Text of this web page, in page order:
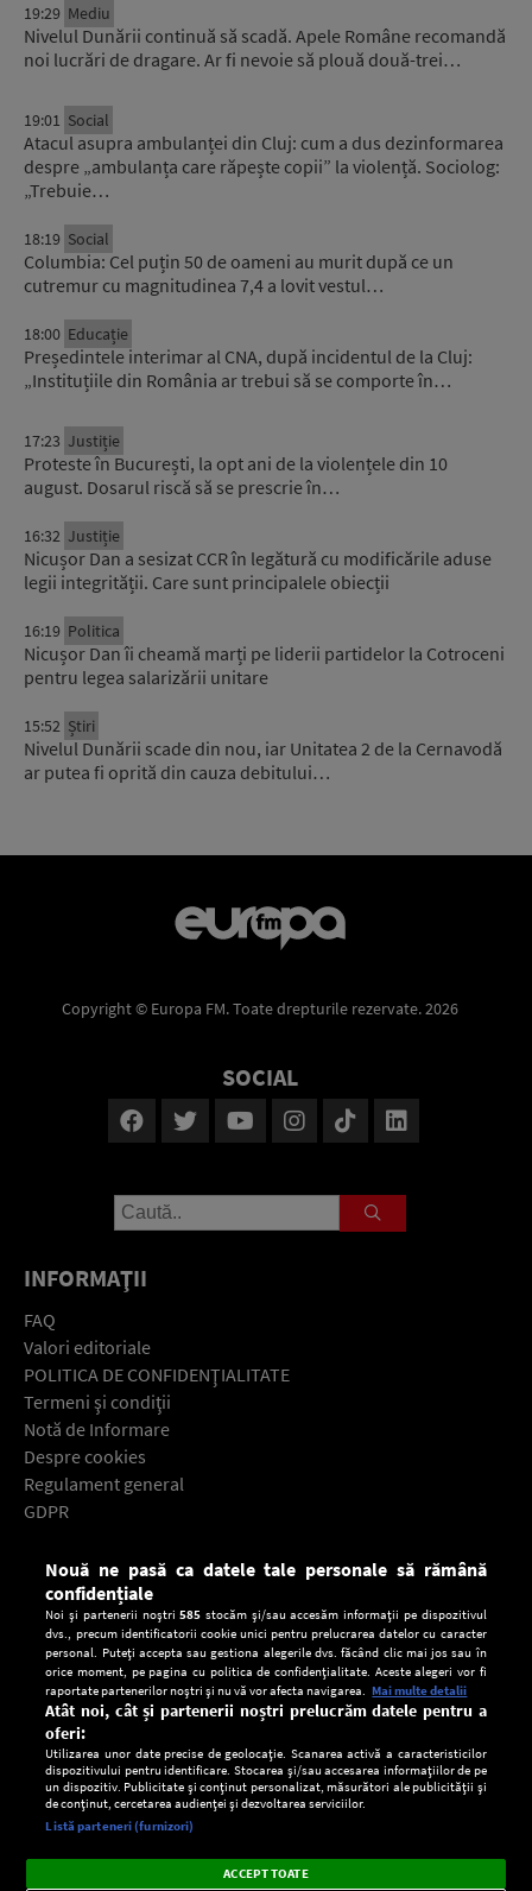
19:29 Mediu
Nivelul Dunării continuă să scadă. Apele Române recomandă
noi lucrări de dragare. Ar fi nevoie să plouă două-trei…
19:01 Social
Atacul asupra ambulanței din Cluj: cum a dus dezinformarea
despre „ambulanța care răpește copii” la violență. Sociolog:
„Trebuie…
18:19 Social
Columbia: Cel puțin 50 de oameni au murit după ce un
cutremur cu magnitudinea 7,4 a lovit vestul…
18:00 Educație
Președintele interimar al CNA, după incidentul de la Cluj:
„Instituțiile din România ar trebui să se comporte în…
17:23 Justiție
Proteste în București, la opt ani de la violențele din 10
august. Dosarul riscă să se prescrie în…
16:32 Justiție
Nicușor Dan a sesizat CCR în legătură cu modificările aduse
legii integrității. Care sunt principalele obiecții
16:19 Politica
Nicușor Dan îi cheamă marți pe liderii partidelor la Cotroceni
pentru legea salarizării unitare
15:52 Știri
Nivelul Dunării scade din nou, iar Unitatea 2 de la Cernavodă
ar putea fi oprită din cauza debitului…
Copyright © Europa FM. Toate drepturile rezervate. 2026
SOCIAL
INFORMAŢII
FAQ
Valori editoriale
POLITICA DE CONFIDENŢIALITATE
Termeni şi condiţii
Notă de Informare
Despre cookies
Regulament general
GDPR
Descarcă gratuit aplicaţia Europa FM pentru smartphone:
Setări:
Dark
Radio live, podcasturi, știri și alerte
×
Nouă ne pasă ca datele tale personale să rămână
confidențiale
Noi și partenerii noștri585 stocăm și/sau accesăm informații pe dispozitivul
dvs., precum identificatorii cookie unici pentru prelucrarea datelor cu caracter
personal. Puteți accepta sau gestiona alegerile dvs. făcând clic mai jos sau în
orice moment, pe pagina cu politica de confidențialitate. Aceste alegeri vor fi
raportate partenerilor noștri și nu vă vor afecta navigarea. Mai multe detalii
Atât noi, cât și partenerii noștri prelucrăm datele pentru a
oferi:
Utilizarea unor date precise de geolocație. Scanarea activă a caracteristicilor
dispozitivului pentru identificare. Stocarea și/sau accesarea informațiilor de pe
un dispozitiv. Publicitate și conținut personalizat, măsurători ale publicității și
de conținut, cercetarea audienței și dezvoltarea serviciilor.
Listă parteneri (furnizori)
ACCEPT TOATE